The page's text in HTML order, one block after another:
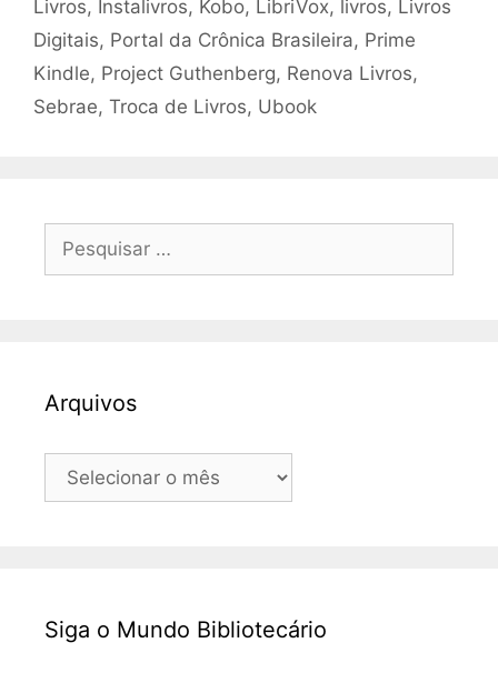
Livros, Instalivros, Kobo, LibriVox, livros, Livros
Digitais, Portal da Crônica Brasileira, Prime
Kindle, Project Guthenberg, Renova Livros,
Sebrae, Troca de Livros, Ubook
por:
Arquivos
Arquivos
Siga o Mundo Bibliotecário